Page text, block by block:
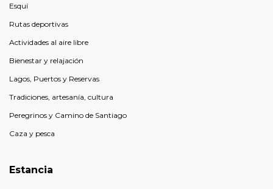
Esquí
Rutas deportivas
Actividades al aire libre
Bienestar y relajación
Lagos, Puertos y Reservas
Tradiciones, artesanía, cultura
Peregrinos y Camino de Santiago
Caza y pesca
Estancia